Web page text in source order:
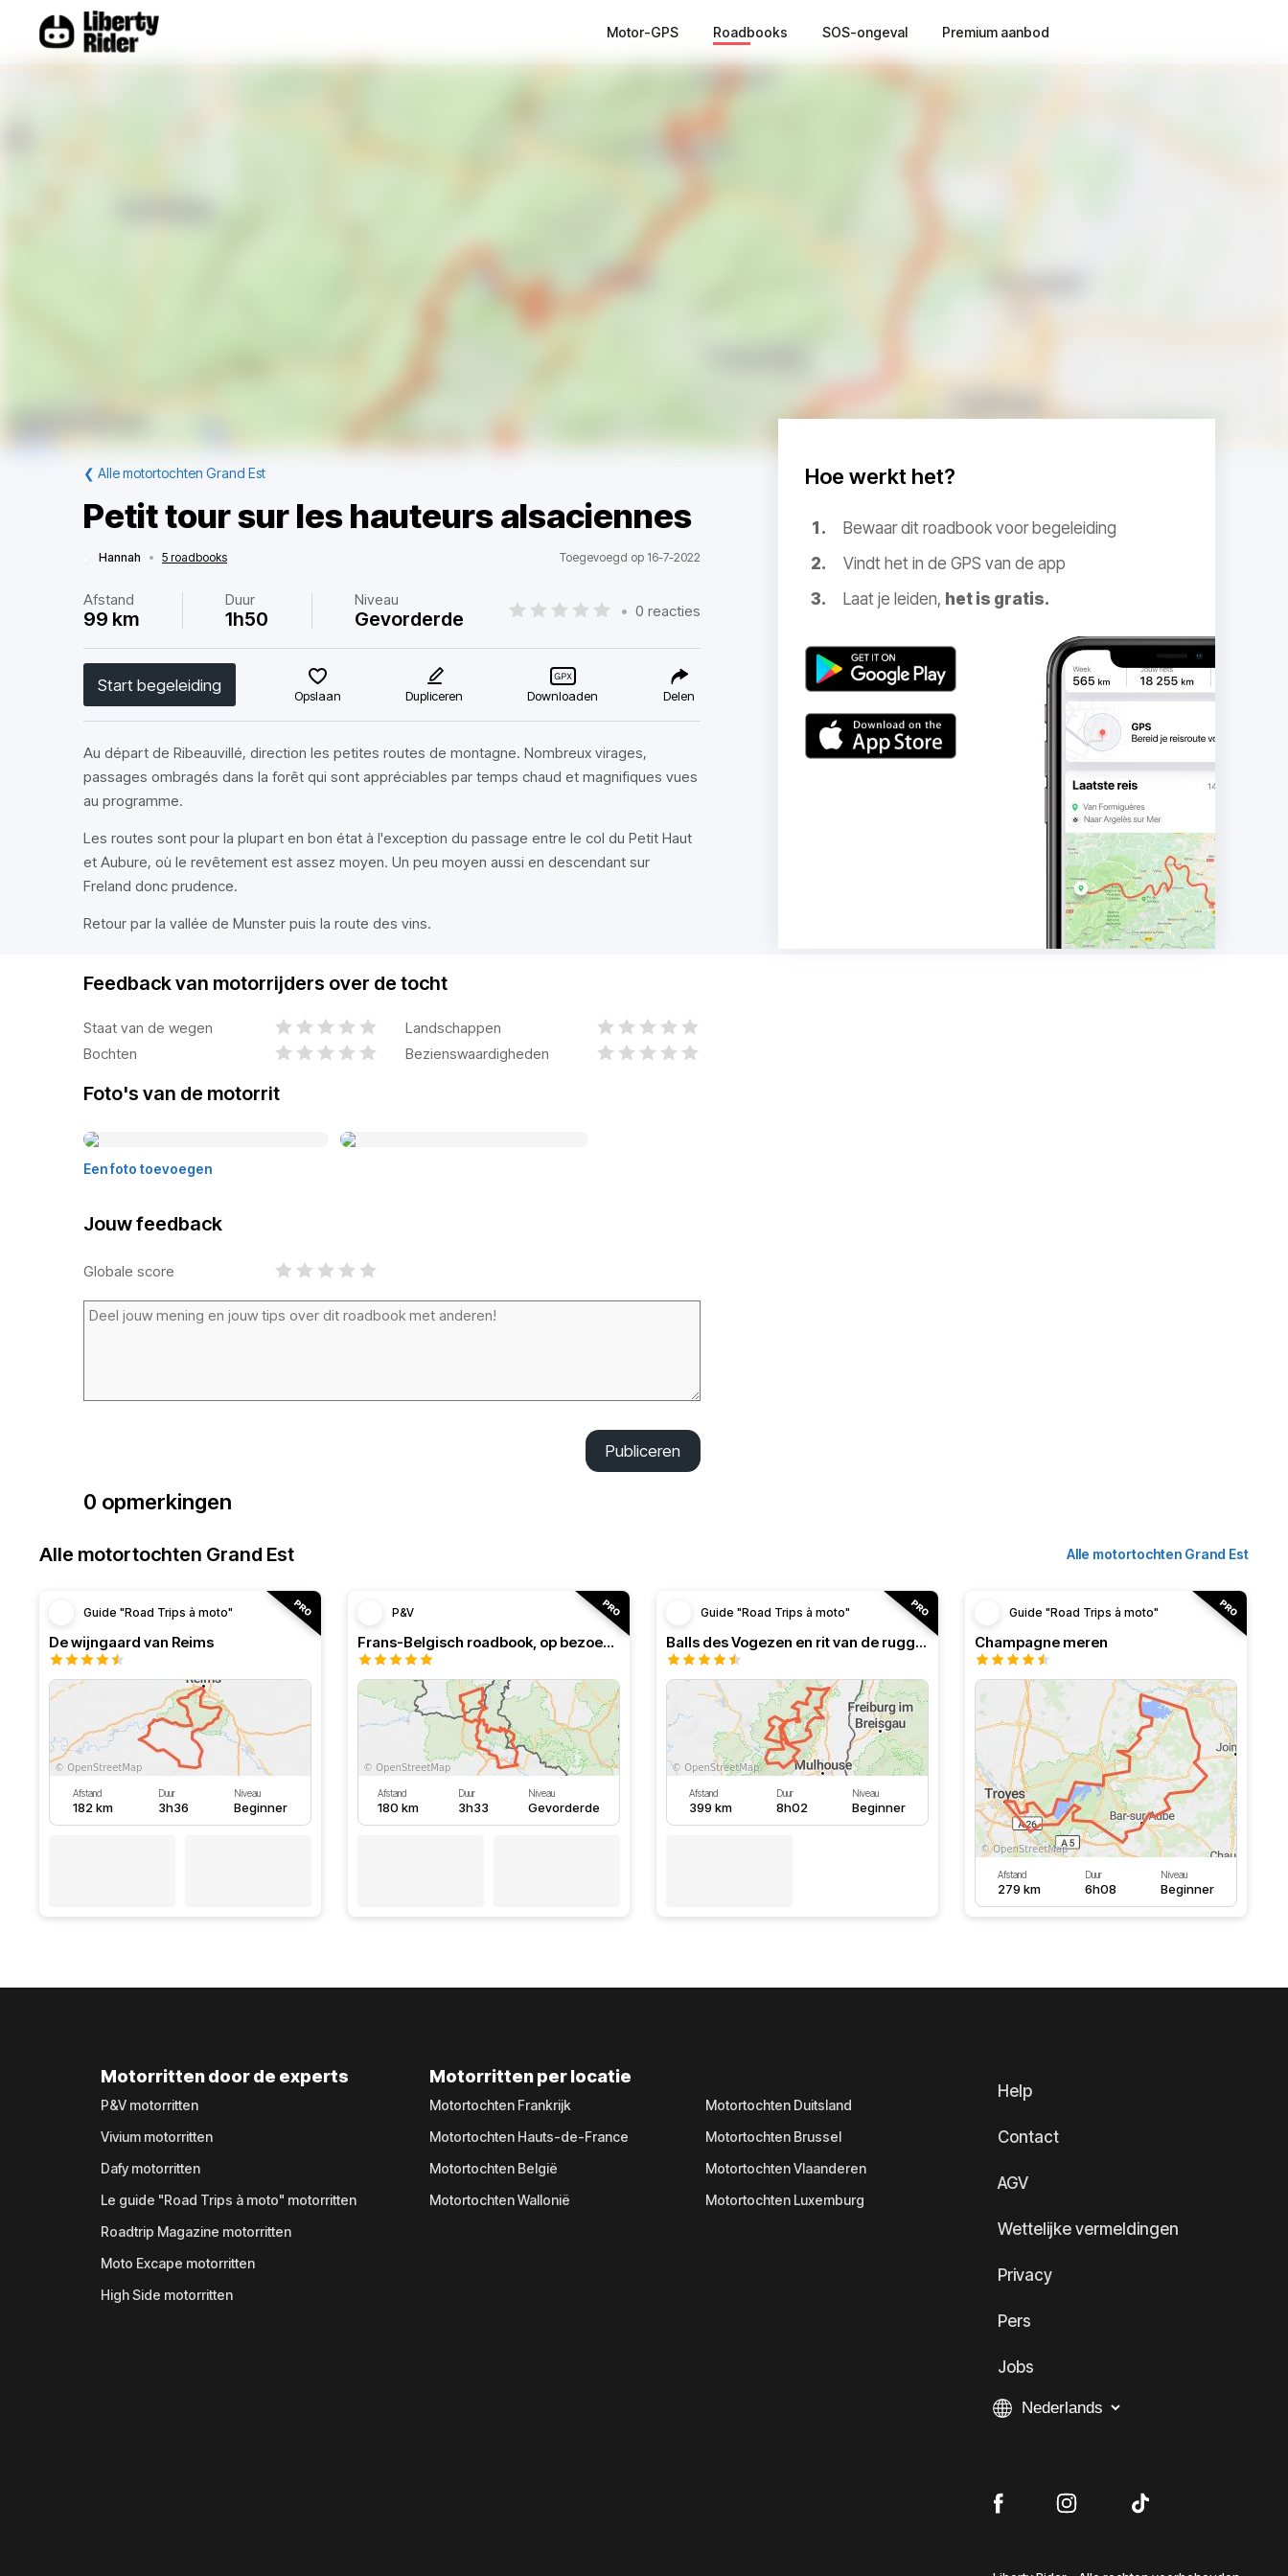
Motor-GPS Roadbooks SOS-ongeval Premium aanbod
❮ Alle motortochten Grand Est
Petit tour sur les hauteurs alsaciennes
Hannah • 5 roadbooks Toegevoegd op 16-7-2022
Afstand
99 km
Duur
1h50
Niveau
Gevorderde • 0 reacties
Start begeleiding
Opslaan Dupliceren Downloaden Delen
Au départ de Ribeauvillé, direction les petites routes de montagne. Nombreux virages,
passages ombragés dans la forêt qui sont appréciables par temps chaud et magnifiques vues
au programme.
Les routes sont pour la plupart en bon état à l'exception du passage entre le col du Petit Haut
et Aubure, où le revêtement est assez moyen. Un peu moyen aussi en descendant sur
Freland donc prudence.
Retour par la vallée de Munster puis la route des vins.
Hoe werkt het?
Bewaar dit roadbook voor begeleiding
Vindt het in de GPS van de app
Laat je leiden, het is gratis.
Feedback van motorrijders over de tocht
Staat van de wegen
Landschappen
Bochten
Bezienswaardigheden
Foto's van de motorrit
Een foto toevoegen
Jouw feedback
Globale score
Publiceren
0 opmerkingen
Alle motortochten Grand Est Alle motortochten Grand Est
Guide "Road Trips à moto"
De wijngaard van Reims
Afstand
182 km
Duur
3h36
Niveau
Beginner
P&V
Frans-Belgisch roadbook, op bezoek in de Ardennen
Afstand
180 km
Duur
3h33
Niveau
Gevorderde
Guide "Road Trips à moto"
Balls des Vogezen en rit van de ruggen
Afstand
399 km
Duur
8h02
Niveau
Beginner
Guide "Road Trips à moto"
Champagne meren
Afstand
279 km
Duur
6h08
Niveau
Beginner
Motorritten door de experts
P&V motorritten
Vivium motorritten
Dafy motorritten
Le guide "Road Trips à moto" motorritten
Roadtrip Magazine motorritten
Moto Excape motorritten
High Side motorritten
Motorritten per locatie
Motortochten Frankrijk
Motortochten Hauts-de-France
Motortochten België
Motortochten Wallonië
Motortochten Duitsland
Motortochten Brussel
Motortochten Vlaanderen
Motortochten Luxemburg
Help
Contact
AGV
Wettelijke vermeldingen
Privacy
Pers
Jobs